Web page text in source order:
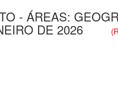
- ÁREAS:
DE 2026